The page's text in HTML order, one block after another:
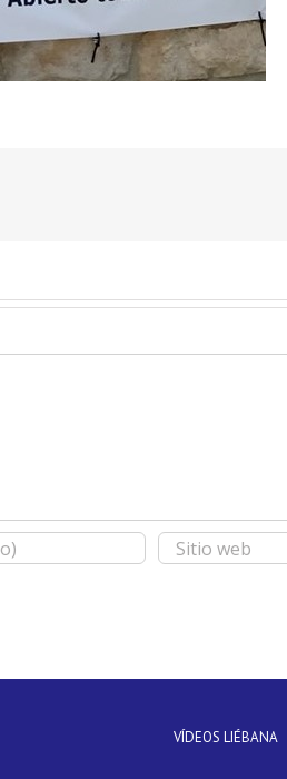
VÍDEOS LIÉBANA